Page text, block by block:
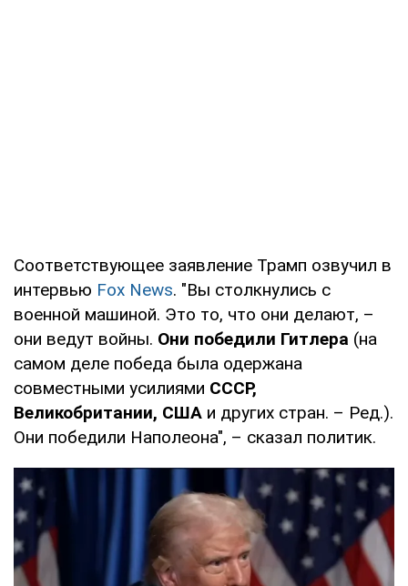
Соответствующее заявление Трамп озвучил в
интервью Fox News. "Вы столкнулись с
военной машиной. Это то, что они делают, –
они ведут войны. Они победили Гитлера (на
самом деле победа была одержана
совместными усилиями СССР,
Великобритании, США и других стран. – Ред.).
Они победили Наполеона", – сказал политик.